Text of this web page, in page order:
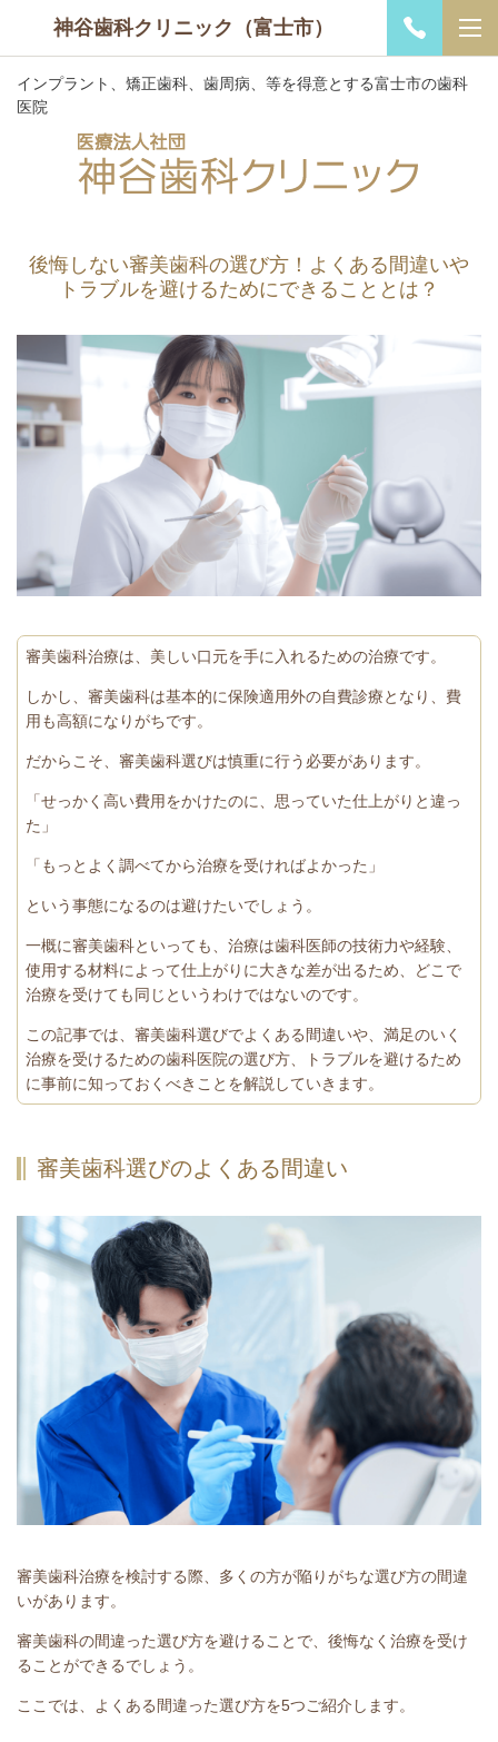
神谷歯科クリニック（富士市）
インプラント、矯正歯科、歯周病、等を得意とする富士市の歯科
医院
後悔しない審美歯科の選び方！よくある間違いや
トラブルを避けるためにできることとは？
審美歯科治療は、美しい口元を手に入れるための治療です。
しかし、審美歯科は基本的に保険適用外の自費診療となり、費
用も高額になりがちです。
だからこそ、審美歯科選びは慎重に行う必要があります。
「せっかく高い費用をかけたのに、思っていた仕上がりと違っ
た」
「もっとよく調べてから治療を受ければよかった」
という事態になるのは避けたいでしょう。
一概に審美歯科といっても、治療は歯科医師の技術力や経験、
使用する材料によって仕上がりに大きな差が出るため、どこで
治療を受けても同じというわけではないのです。
この記事では、審美歯科選びでよくある間違いや、満足のいく
治療を受けるための歯科医院の選び方、トラブルを避けるため
に事前に知っておくべきことを解説していきます。
審美歯科選びのよくある間違い
審美歯科治療を検討する際、多くの方が陥りがちな選び方の間違
いがあります。
審美歯科の間違った選び方を避けることで、後悔なく治療を受け
ることができるでしょう。
ここでは、よくある間違った選び方を5つご紹介します。